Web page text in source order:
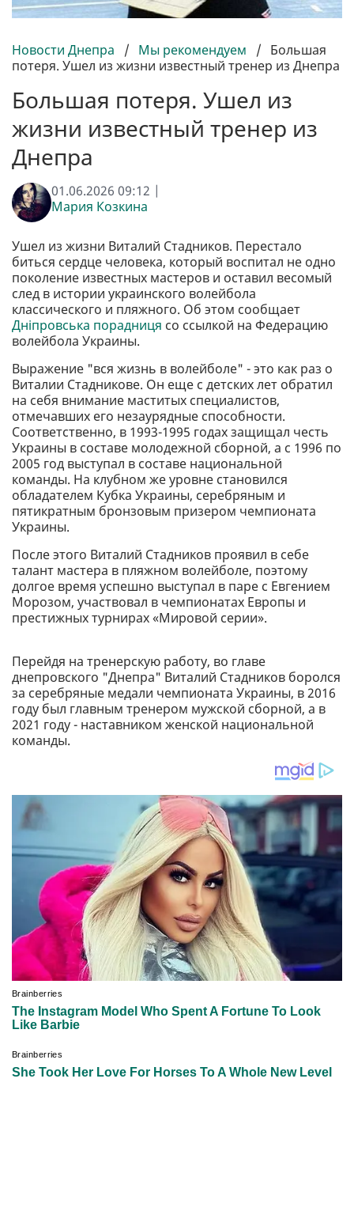
Новости Днепра / Мы рекомендуем / Большая
потеря. Ушел из жизни известный тренер из Днепра
Большая потеря. Ушел из
жизни известный тренер из
Днепра
01.06.2026 09:12 |
Мария Козкина
Ушел из жизни Виталий Стадников. Перестало
биться сердце человека, который воспитал не одно
поколение известных мастеров и оставил весомый
след в истории украинского волейбола
классического и пляжного. Об этом сообщает
Дніпровська порадниця со ссылкой на Федерацию
волейбола Украины.
Выражение "вся жизнь в волейболе" - это как раз о
Виталии Стадникове. Он еще с детских лет обратил
на себя внимание маститых специалистов,
отмечавших его незаурядные способности.
Соответственно, в 1993-1995 годах защищал честь
Украины в составе молодежной сборной, а с 1996 по
2005 год выступал в составе национальной
команды. На клубном же уровне становился
обладателем Кубка Украины, серебряным и
пятикратным бронзовым призером чемпионата
Украины.
После этого Виталий Стадников проявил в себе
талант мастера в пляжном волейболе, поэтому
долгое время успешно выступал в паре с Евгением
Морозом, участвовал в чемпионатах Европы и
престижных турнирах «Мировой серии».
Перейдя на тренерскую работу, во главе
днепровского "Днепра" Виталий Стадников боролся
за серебряные медали чемпионата Украины, в 2016
году был главным тренером мужской сборной, а в
2021 году - наставником женской национальной
команды.